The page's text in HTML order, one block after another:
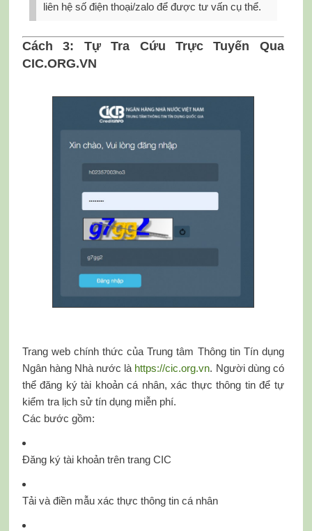
liên hệ số điện thoại/zalo để được tư vấn cụ thể.
Cách 3: Tự Tra Cứu Trực Tuyến Qua
CIC.ORG.VN
Trang web chính thức của Trung tâm Thông tin Tín dụng
Ngân hàng Nhà nước là https://cic.org.vn. Người dùng có
thể đăng ký tài khoản cá nhân, xác thực thông tin để tự
kiểm tra lịch sử tín dụng miễn phí.
Các bước gồm:
Đăng ký tài khoản trên trang CIC
Tải và điền mẫu xác thực thông tin cá nhân